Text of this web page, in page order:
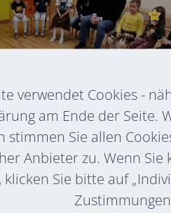
verwendet Cookies -
am Ende der Seite.
stimmen Sie allen
Anbieter zu. Wenn
Sie bitte auf